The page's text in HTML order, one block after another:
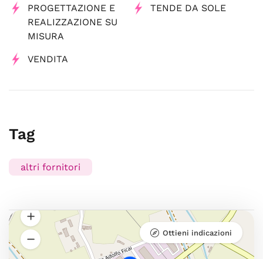
PROGETTAZIONE E
REALIZZAZIONE SU
MISURA
TENDE DA SOLE
VENDITA
Tag
altri fornitori
Ottieni indicazioni